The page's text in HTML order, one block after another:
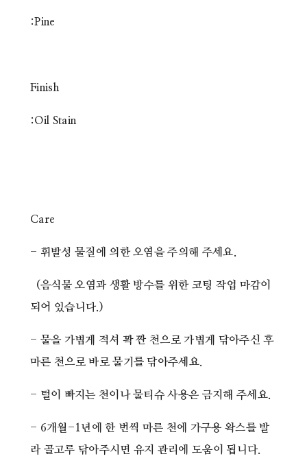
:Pine
Finish
:Oil Stain
Care
- 휘발성 물질에 의한 오염을 주의해 주세요.
(음식물 오염과 생활 방수를 위한 코팅 작업 마감이
되어 있습니다.)
- 물을 가볍게 적셔 꽉 짠 천으로 가볍게 닦아주신 후
마른 천으로 바로 물기를 닦아주세요.
- 털이 빠지는 천이나 물티슈 사용은 금지해 주세요.
- 6개월-1년에 한 번씩 마른 천에 가구용 왁스를 발
라 골고루 닦아주시면 유지 관리에 도움이 됩니다.